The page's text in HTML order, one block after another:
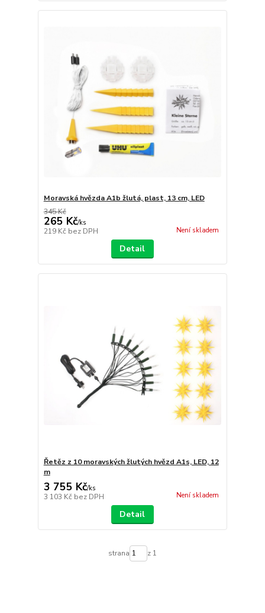
Moravská hvězda A1b žlutá, plast, 13 cm, LED
345 Kč
265 Kč/ks
219 Kč bez DPH Není skladem
Detail
Řetěz z 10 moravských žlutých hvězd A1s, LED, 12
m
3 755 Kč/ks
3 103 Kč bez DPH Není skladem
Detail
strana z 1